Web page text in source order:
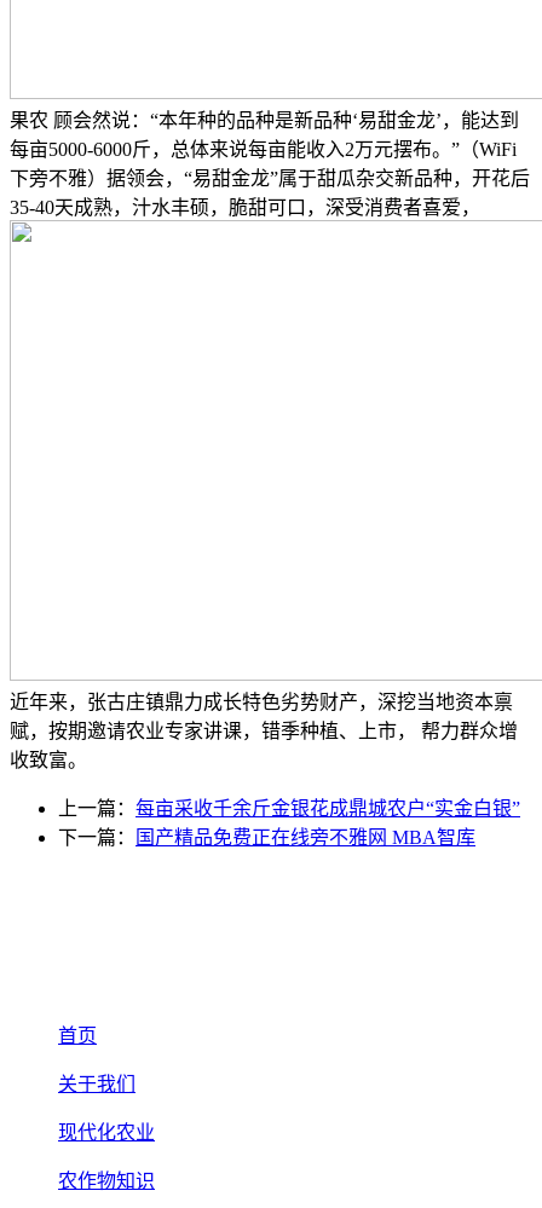
果农 顾会然说：“本年种的品种是新品种‘易甜金龙’，能达到
每亩5000-6000斤，总体来说每亩能收入2万元摆布。”（WiFi
下旁不雅）据领会，“易甜金龙”属于甜瓜杂交新品种，开花后
35-40天成熟，汁水丰硕，脆甜可口，深受消费者喜爱，
近年来，张古庄镇鼎力成长特色劣势财产，深挖当地资本禀
赋，按期邀请农业专家讲课，错季种植、上市， 帮力群众增
收致富。
上一篇： 每亩采收千余斤金银花成鼎城农户“实金白银”
下一篇：
国产精品免费正在线旁不雅网 MBA智库
首页
关于我们
现代化农业
农作物知识